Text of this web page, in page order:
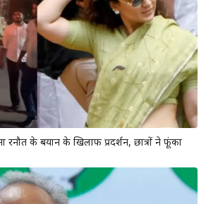
2.0 के तहत 6,139 नए घरों को मंजूरी, 153.47